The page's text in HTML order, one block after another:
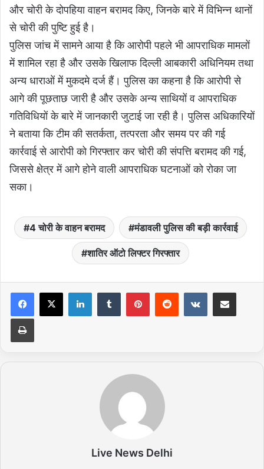
और चोरी के दोपहिया वाहन बरामद किए, जिनके बारे में विभिन्न थानों
से चोरी की पुष्टि हुई है।
पुलिस जांच में सामने आया है कि आरोपी पहले भी आपराधिक मामलों
में शामिल रहा है और उसके खिलाफ दिल्ली आबकारी अधिनियम तथा
अन्य धाराओं में मुकदमे दर्ज हैं। पुलिस का कहना है कि आरोपी से
आगे की पूछताछ जारी है और उसके अन्य साथियों व आपराधिक
गतिविधियों के बारे में जानकारी जुटाई जा रही है। पुलिस अधिकारियों
ने बताया कि टीम की सतर्कता, तत्परता और समय पर की गई
कार्रवाई से आरोपी को गिरफ्तार कर चोरी की संपत्ति बरामद की गई,
जिससे क्षेत्र में आगे होने वाली आपराधिक घटनाओं को रोका जा
सका।
4 चोरी के वाहन बरामद मंडावली पुलिस की बड़ी कार्रवाई
शातिर ऑटो लिफ्टर गिरफ्तार
Live News Delhi